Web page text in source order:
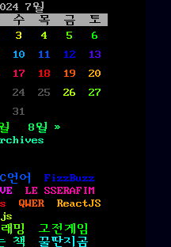
7월
수 목 금
토
3 4 5
6
10 11 12
13
17 18 19
20
24 25 26
27
31
8월 »
C언어
FizzBuzz
LE SSERAFIM
QWER
ReactJS
밍
고전게임
책
꿀딴지곰